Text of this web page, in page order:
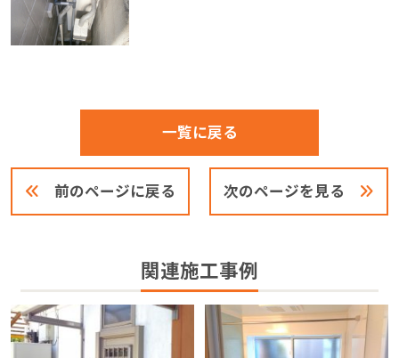
前のページに戻る
一覧に戻る
次のページを見る
関連施工事例